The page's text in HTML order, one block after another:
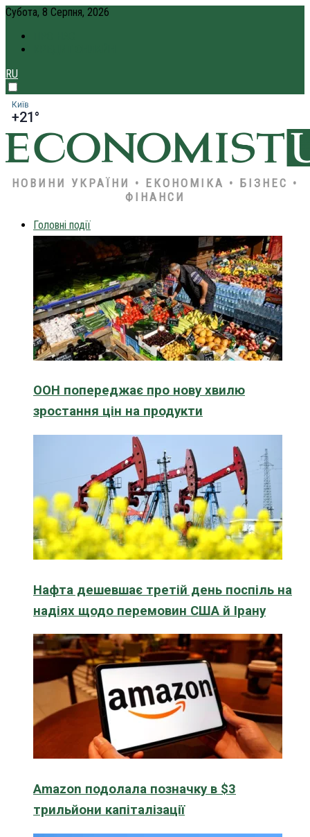
Субота, 8 Серпня, 2026
RU
Київ
+21°
НОВИНИ УКРАЇНИ • ЕКОНОМІКА • БІЗНЕС •
ФІНАНСИ
Головні події
ООН попереджає про нову хвилю
зростання цін на продукти
Нафта дешевшає третій день поспіль на
надіях щодо перемовин США й Ірану
Amazon подолала позначку в $3
трильйони капіталізації